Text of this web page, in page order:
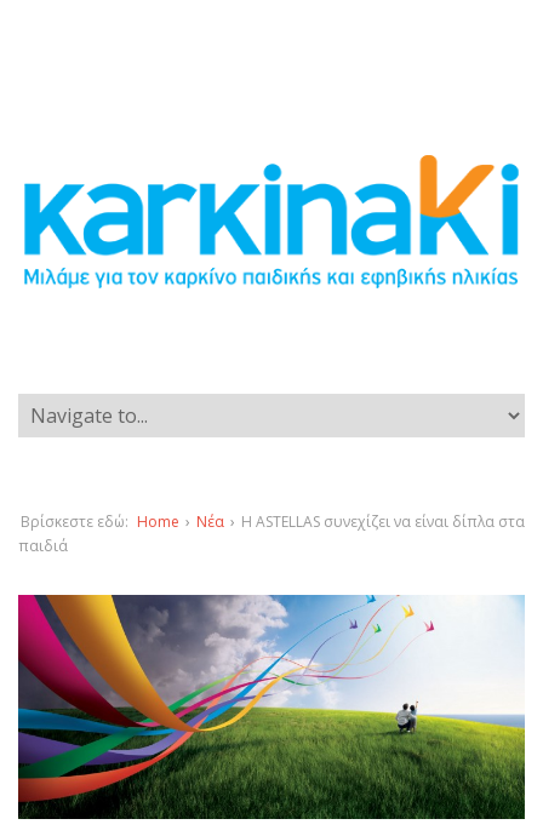
Βρίσκεστε εδώ: Home › Νέα › Η ASTELLAS συνεχίζει να είναι δίπλα στα
παιδιά